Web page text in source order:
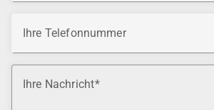
Ihre Telefonnummer
Ihre Nachricht